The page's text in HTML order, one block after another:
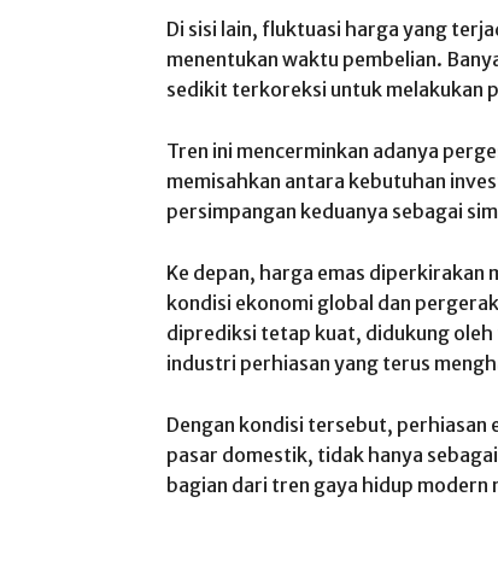
Di sisi lain, fluktuasi harga yang
menentukan waktu pembelian.
sedikit terkoreksi untuk melakukan
Tren ini mencerminkan adanya
memisahkan antara kebutuhan
persimpangan keduanya sebagai
Ke depan, harga emas diperkirakan
kondisi ekonomi global dan
diprediksi tetap kuat, didukung
industri perhiasan yang terus
Dengan kondisi tersebut, perhiasan
pasar domestik, tidak hanya
bagian dari tren gaya hidup modern